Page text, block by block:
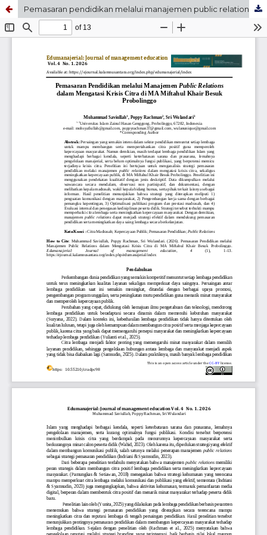
Pemasaran pendidikan melalui manajemen public relations dalam mengatasi krisis citra di MA Miftahul Khair Besuk Probolinggo